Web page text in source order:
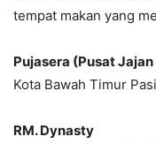
tempat makan yang
Pujasera (Pusat
Kota Bawah Timur
RM. Dynasty